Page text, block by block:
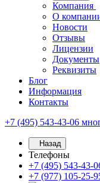
Компания
О
Новости
Отзывы
Лицензии
Документы
Реквизиты
Блог
Информация
Контакты
+7 (495) 543-43-06
Назад
Телефоны
+7 (495) 543-43-
+7 (977) 105-25-